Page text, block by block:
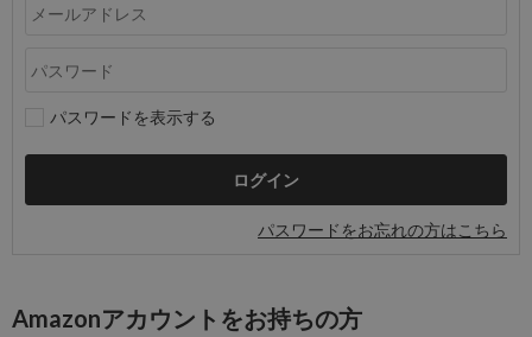
パスワードを表示する
パスワードをお忘れの方はこちら
Amazonアカウントをお持ちの方